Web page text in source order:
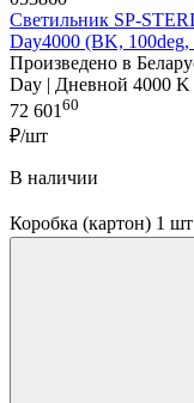
Светильник SP-
Day4000 (BK,
Произведено в
Day | Дневной 4000 K
72 60160
₽/шт
В наличии
Коробка (картон) 1